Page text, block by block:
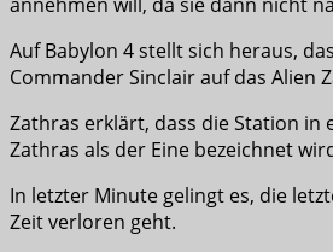
Auf Babylon 4 stellt sich heraus,
Commander Sinclair auf das Alien
Zathras erklärt, dass die Station in
Zathras als der Eine bezeichnet
In letzter Minute gelingt es, die
Zeit verloren geht.